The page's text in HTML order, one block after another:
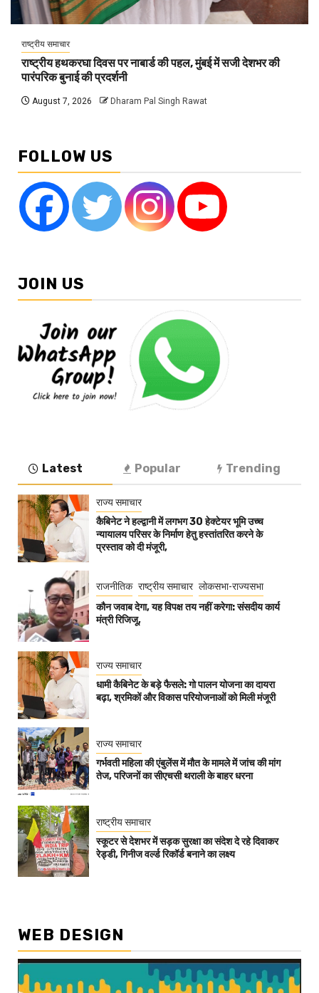
राष्ट्रीय समाचार
राष्ट्रीय हथकरघा दिवस पर नाबार्ड की पहल, मुंबई में सजी देशभर की
पारंपरिक बुनाई की प्रदर्शनी
August 7, 2026 Dharam Pal Singh Rawat
FOLLOW US
JOIN US
Latest Popular Trending
राज्य समाचार
कैबिनेट ने हल्द्वानी में लगभग 30 हेक्टेयर भूमि उच्च
न्यायालय परिसर के निर्माण हेतु हस्तांतरित करने के
प्रस्ताव को दी मंजूरी,
राजनीतिक राष्ट्रीय समाचार लोकसभा-राज्यसभा
कौन जवाब देगा, यह विपक्ष तय नहीं करेगा: संसदीय कार्य
मंत्री रिजिजू,
राज्य समाचार
धामी कैबिनेट के बड़े फैसले: गो पालन योजना का दायरा
बढ़ा, श्रमिकों और विकास परियोजनाओं को मिली मंजूरी
राज्य समाचार
गर्भवती महिला की एंबुलेंस में मौत के मामले में जांच की मांग
तेज, परिजनों का सीएचसी थराली के बाहर धरना
राष्ट्रीय समाचार
स्कूटर से देशभर में सड़क सुरक्षा का संदेश दे रहे दिवाकर
रेड्डी, गिनीज वर्ल्ड रिकॉर्ड बनाने का लक्ष्य
WEB DESIGN